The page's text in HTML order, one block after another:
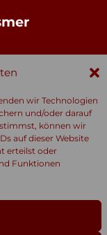
wir Technologien
und/oder darauf
können wir
auf dieser Website
erteilst oder
Funktionen
Krismer